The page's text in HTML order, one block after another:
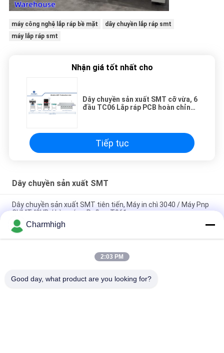
máy công nghệ lắp ráp bề mặt
dây chuyền lắp ráp smt
máy lắp ráp smt
Nhận giá tốt nhất cho
Dây chuyền sản xuất SMT cỡ vừa, 6
đầu TC06 Lắp ráp PCB hoàn chỉnh
Tiếp tục
Dây chuyền sản xuất SMT
Dây chuyền sản xuất SMT tiên tiến, Máy in chì 3040 / Máy Pnp
CHMT48VB / Lò nướng Reflow T961
Tổng chiều dài 3,5m Độ chính xác cao SMT nhỏ dây chuyền
sản xuất 0201, BGA, 144 pin IC
Dây chuyền lắp ráp PCB hoàn toàn tự động hiệu suất cao cho
Charmhigh
2:03 PM
Good day, what product are you looking for?